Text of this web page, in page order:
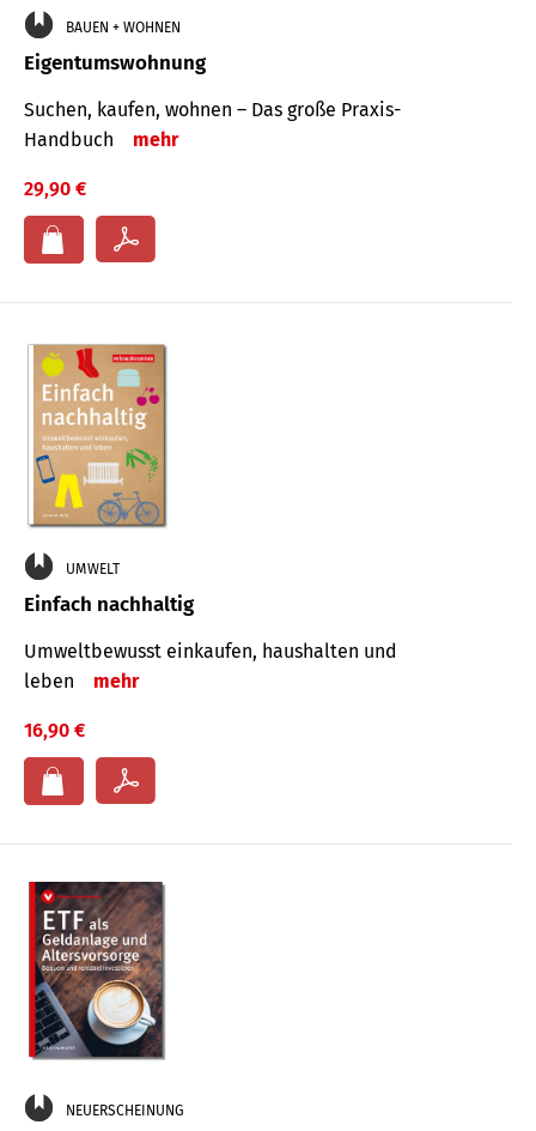
BAUEN + WOHNEN
Eigentumswohnung
Suchen, kaufen, wohnen – Das große Praxis-
Handbuch
mehr
29,90 €
UMWELT
Einfach nachhaltig
Umweltbewusst einkaufen, haushalten und
leben
mehr
16,90 €
NEUERSCHEINUNG